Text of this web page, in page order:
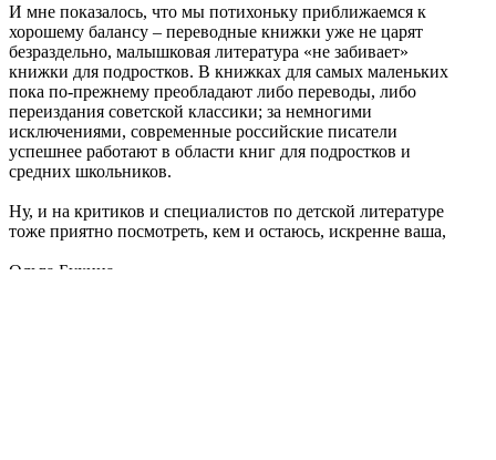
И мне показалось, что мы потихоньку приближаемся к
хорошему балансу – переводные книжки уже не царят
безраздельно, малышковая литература «не забивает»
книжки для подростков. В книжках для самых маленьких
пока по-прежнему преобладают либо переводы, либо
переиздания советской классики; за немногими
исключениями, современные российские писатели
успешнее работают в области книг для подростков и
средних школьников.
Ну, и на критиков и специалистов по детской литературе
тоже приятно посмотреть, кем и остаюсь, искренне ваша,
Ольга Бухина.